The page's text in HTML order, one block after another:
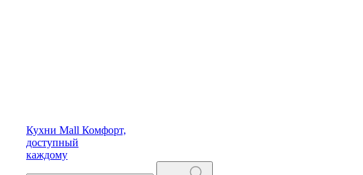
Кухни Mall Комфорт,
доступный
каждому